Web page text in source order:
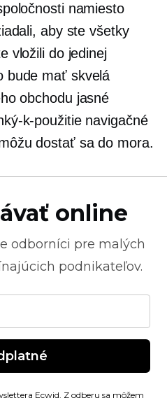
namiesto
aby ste všetky
vložili do jedinej
bude mať skvelá
obchodu jasné
k-použitienavigačné
dostať sa do mora.
online
odborníci pre malých
podnikateľov.
Ecwid. Z odberu sa môžem